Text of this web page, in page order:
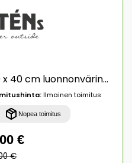
Brafab, Timjan ruukku 40 x 40 cm luonnonvärinen Brafab
Ilmainen toimitus
Nopea toimitus
€
€